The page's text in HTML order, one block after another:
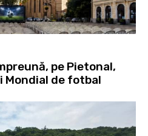
pe Pietonal,
Mondial de fotbal